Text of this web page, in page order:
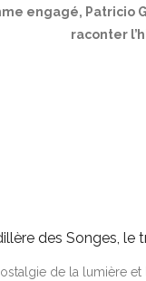
engagé, Patricio
raconter
des Songes, le
de la lumière